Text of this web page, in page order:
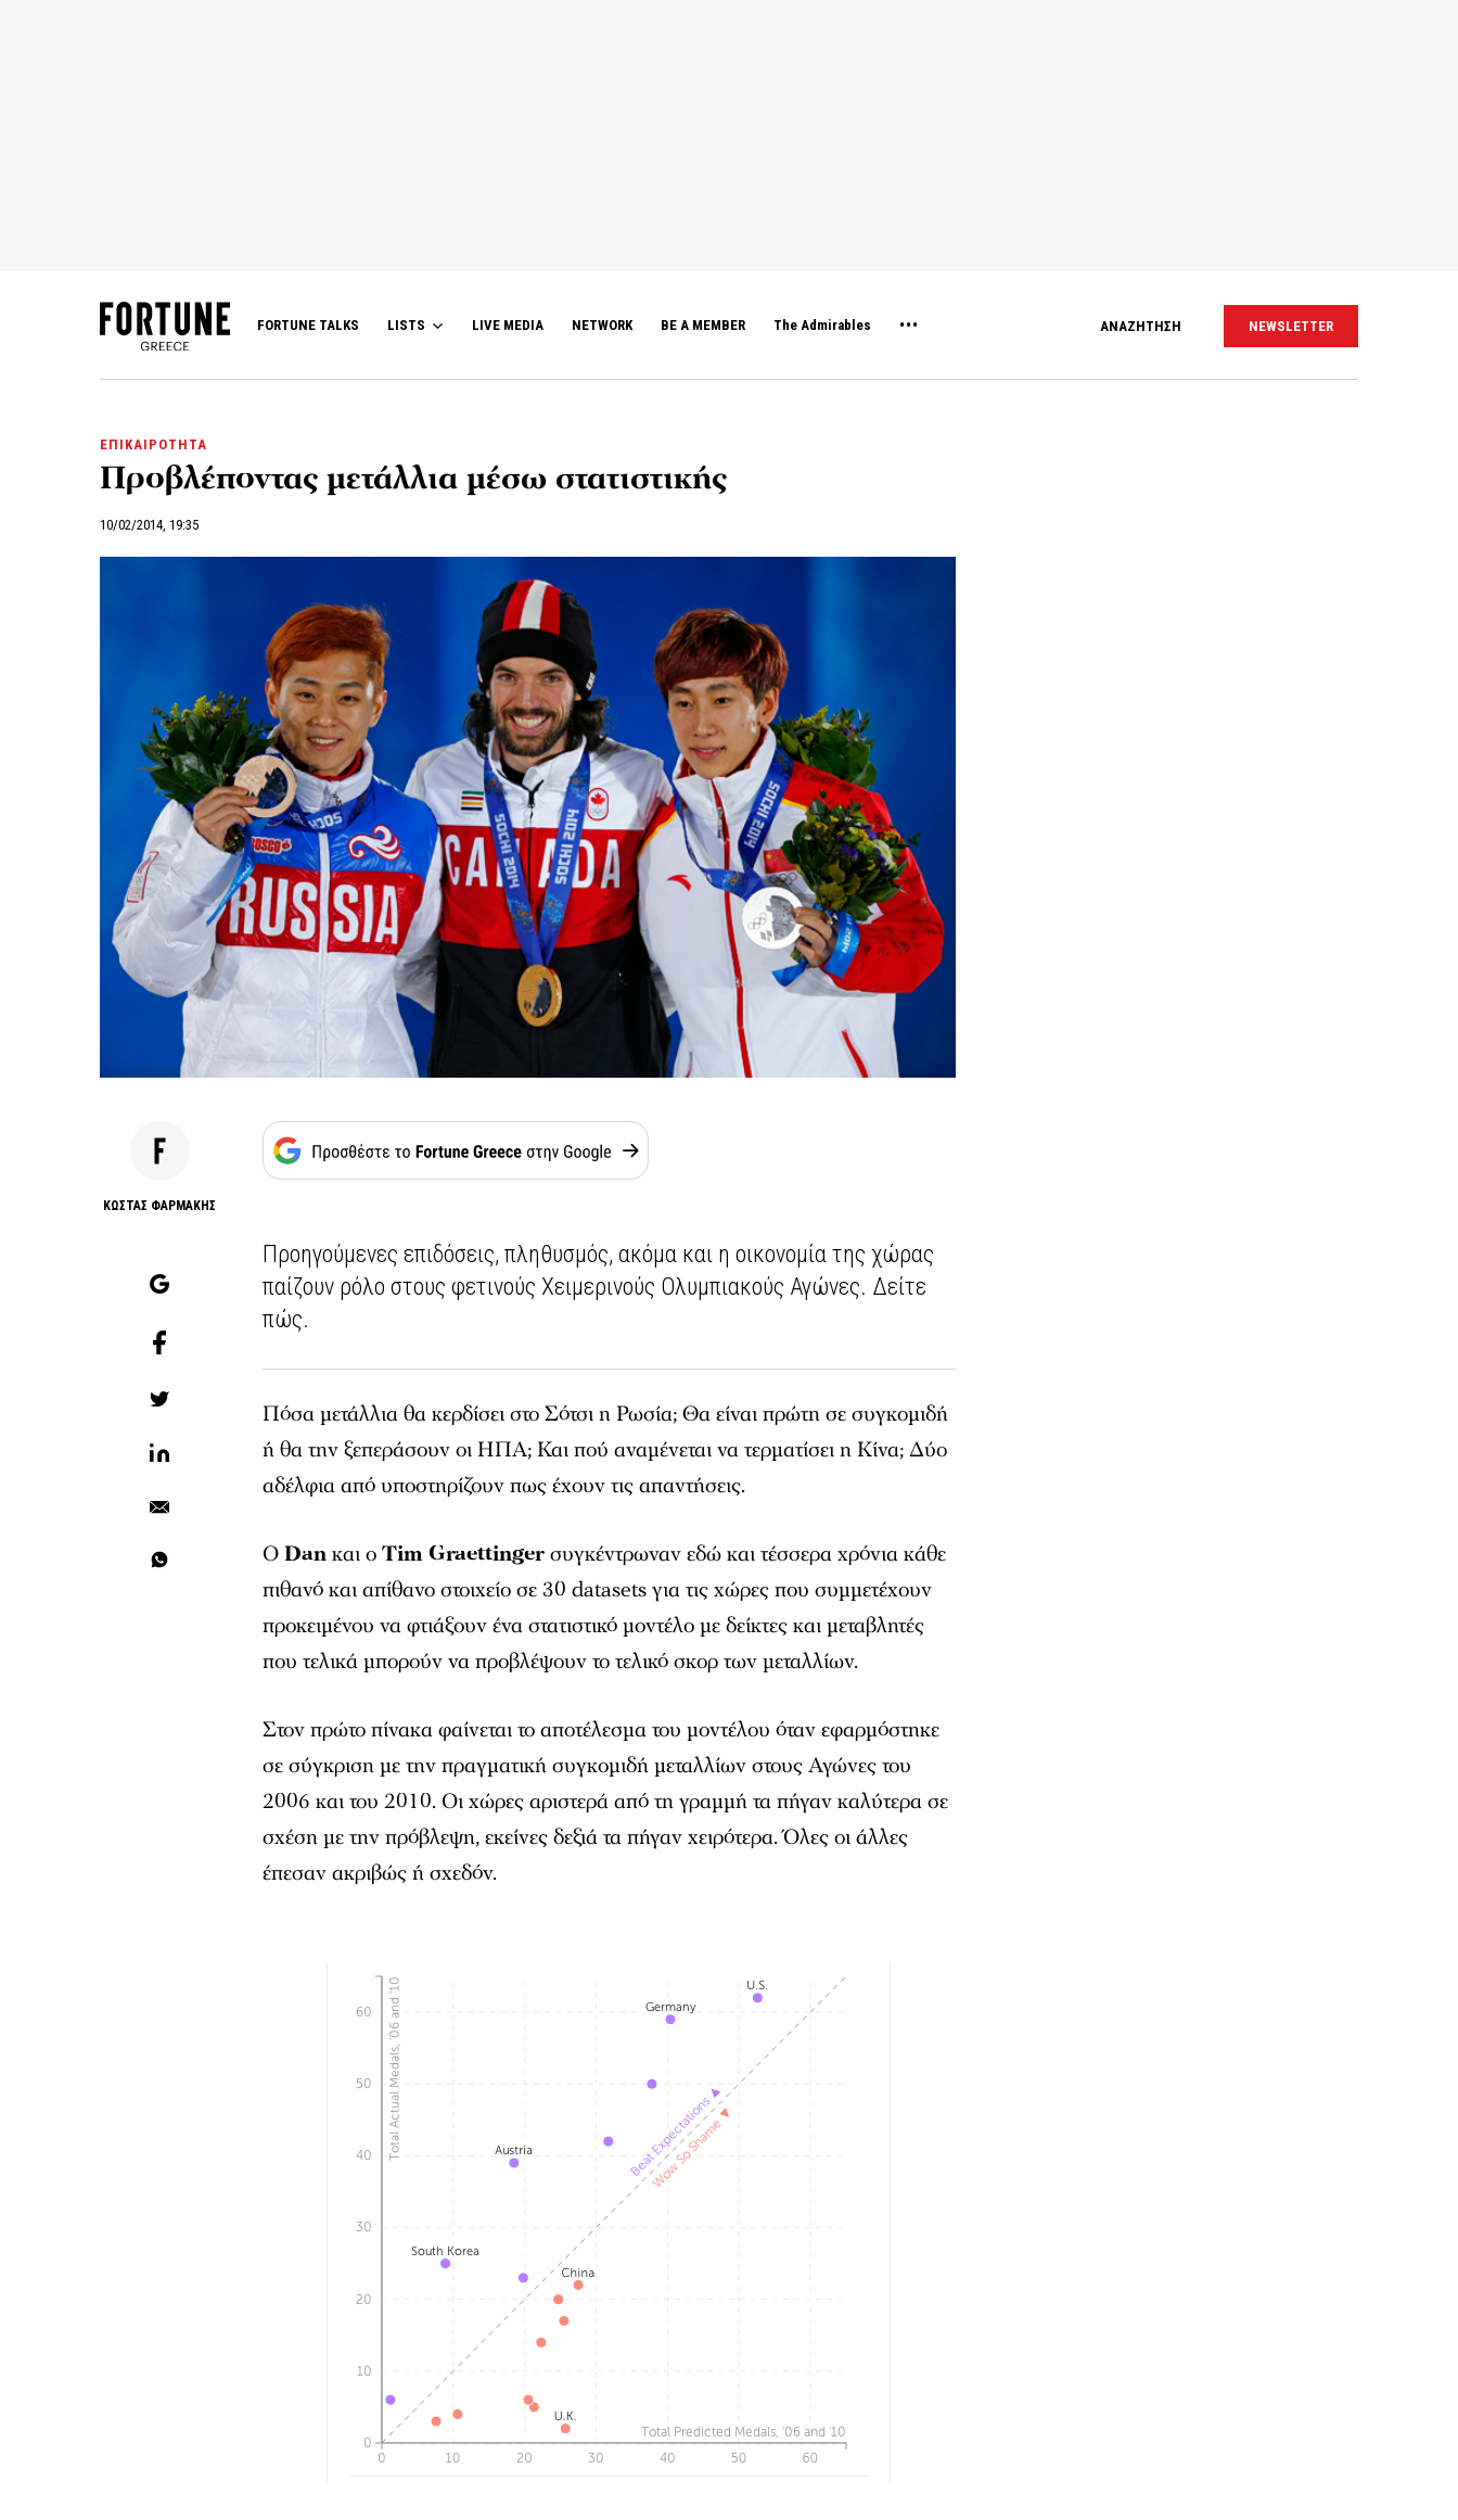
FORTUNE TALKS LISTS LIVE MEDIA NETWORK BE A MEMBER The Admirables ΑΝΑΖΗΤΗΣΗ NEWSLETTER
ΕΠΙΚΑΙΡΟΤΗΤΑ
Προβλέποντας μετάλλια μέσω στατιστικής
10/02/2014, 19:35
ΚΩΣΤΑΣ ΦΑΡΜΑΚΗΣ
Προηγούμενες επιδόσεις, πληθυσμός, ακόμα και η οικονομία της χώρας
παίζουν ρόλο στους φετινούς Χειμερινούς Ολυμπιακούς Αγώνες. Δείτε
πώς.
Πόσα μετάλλια θα κερδίσει στο Σότσι η Ρωσία; Θα είναι πρώτη σε συγκομιδή
ή θα την ξεπεράσουν οι ΗΠΑ; Και πού αναμένεται να τερματίσει η Κίνα; Δύο
αδέλφια από υποστηρίζουν πως έχουν τις απαντήσεις.
ΟDanκαι οTim Graettingerσυγκέντρωναν εδώ και τέσσερα χρόνια κάθε
πιθανό και απίθανο στοιχείο σε 30 datasets για τις χώρες που συμμετέχουν
προκειμένου να φτιάξουν ένα στατιστικό μοντέλο με δείκτες και μεταβλητές
που τελικά μπορούν να προβλέψουν το τελικό σκορ των μεταλλίων.
Στον πρώτο πίνακα φαίνεται το αποτέλεσμα του μοντέλου όταν εφαρμόστηκε
σε σύγκριση με την πραγματική συγκομιδή μεταλλίων στους Αγώνες του
2006 και του 2010. Οι χώρες αριστερά από τη γραμμή τα πήγαν καλύτερα σε
σχέση με την πρόβλεψη, εκείνες δεξιά τα πήγαν χειρότερα. Όλες οι άλλες
έπεσαν ακριβώς ή σχεδόν.